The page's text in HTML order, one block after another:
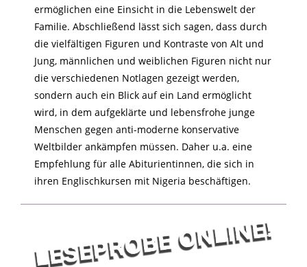
ermöglichen eine Einsicht in die Lebenswelt der
Familie. Abschließend lässt sich sagen, dass durch
die vielfältigen Figuren und Kontraste von Alt und
Jung, männlichen und weiblichen Figuren nicht nur
die verschiedenen Notlagen gezeigt werden,
sondern auch ein Blick auf ein Land ermöglicht
wird, in dem aufgeklärte und lebensfrohe junge
Menschen gegen anti-moderne konservative
Weltbilder ankämpfen müssen. Daher u.a. eine
Empfehlung für alle Abiturientinnen, die sich in
ihren Englischkursen mit Nigeria beschäftigen.